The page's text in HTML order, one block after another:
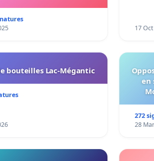
17
bouteilles Lac-Mégantic
en
272
28